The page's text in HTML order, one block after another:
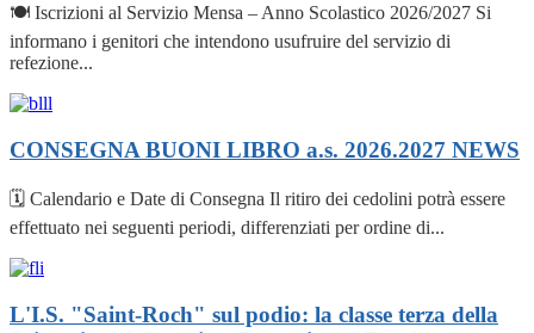
🍽️ Iscrizioni al Servizio Mensa – Anno Scolastico 2026/2027 Si
informano i genitori che intendono usufruire del servizio di
refezione...
CONSEGNA BUONI LIBRO a.s. 2026.2027 NEWS
🗓️ Calendario e Date di Consegna Il ritiro dei cedolini potrà essere
effettuato nei seguenti periodi, differenziati per ordine di...
L'I.S. "Saint-Roch" sul podio: la classe terza della